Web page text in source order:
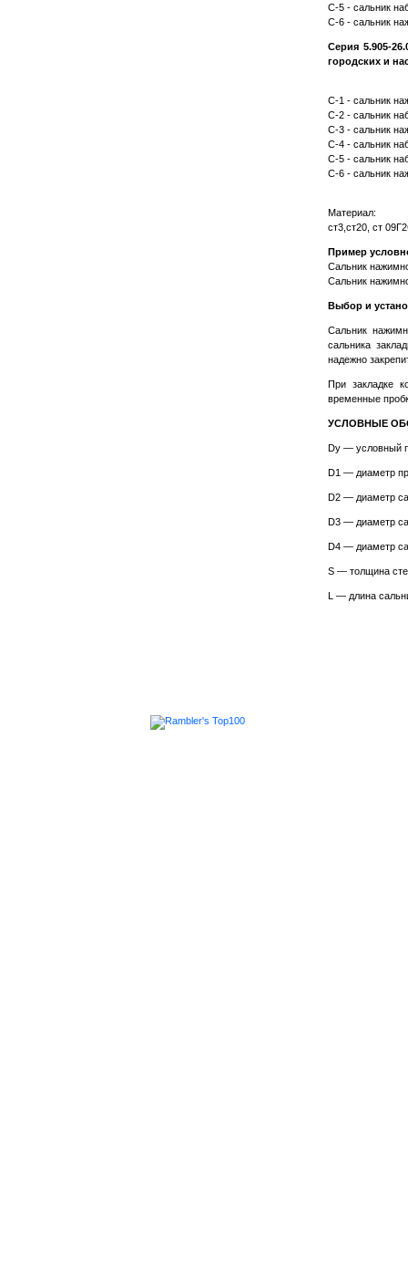
С-5 - сальник
С-6 - сальник
Серия 5.905-
городских и
С-1 - сальник
С-2 - сальник
С-3 - сальник
С-4 - сальник
С-5 - сальник
С-6 - сальник
Материал:
ст3,ст20, ст
Пример
Сальник
Сальник
Выбор и
Сальник
сальника
надежно
При закладке
временные
УСЛОВНЫЕ
Dу — условный
D1 — диаметр
D2 — диаметр
D3 — диаметр
D4 — диаметр
S — толщина
L — длина